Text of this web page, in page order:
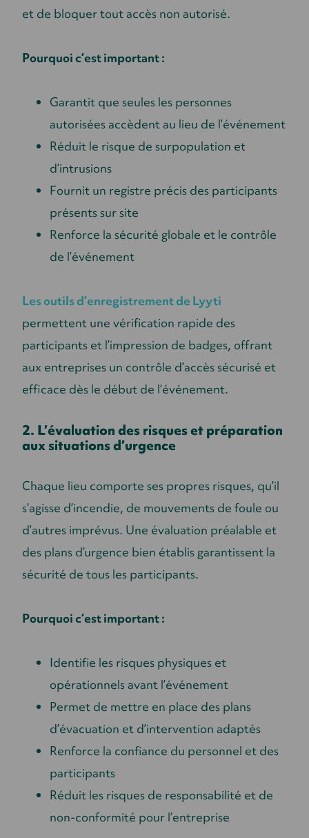
et de bloquer tout accès non autorisé.
Pourquoi c’est important :
Garantit que seules les personnes
autorisées accèdent au lieu de l’événement
Réduit le risque de surpopulation et
d’intrusions
Fournit un registre précis des participants
présents sur site
Renforce la sécurité globale et le contrôle
de l’événement
Les outils d’enregistrement de Lyyti
permettent une vérification rapide des
participants et l’impression de badges, offrant
aux entreprises un contrôle d’accès sécurisé et
efficace dès le début de l’événement.
2. L’évaluation des risques et préparation
aux situations d’urgence
Chaque lieu comporte ses propres risques, qu’il
s’agisse d’incendie, de mouvements de foule ou
d’autres imprévus. Une évaluation préalable et
des plans d’urgence bien établis garantissent la
sécurité de tous les participants.
Pourquoi c’est important :
Identifie les risques physiques et
opérationnels avant l’événement
Permet de mettre en place des plans
d’évacuation et d’intervention adaptés
Renforce la confiance du personnel et des
participants
Réduit les risques de responsabilité et de
non-conformité pour l’entreprise